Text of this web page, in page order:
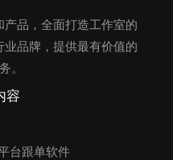
品，全面打造工作室的
品牌，提供最有价值的
。
容
台跟单软件